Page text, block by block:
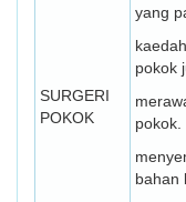
SURGERI
POKOK
yang
pokok
pokok.
bahan